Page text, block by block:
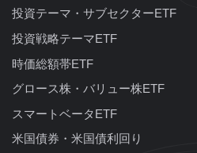
投資テーマ・サブセクターETF
投資戦略テーマETF
時価総額帯ETF
グロース株・バリュー株ETF
スマートベータETF
米国債券・米国債利回り